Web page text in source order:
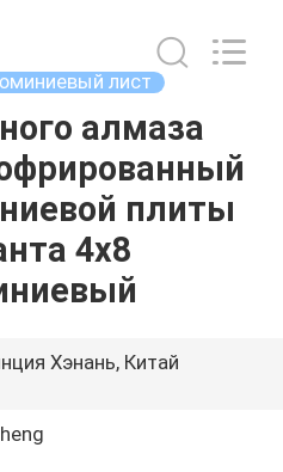
лист
алмаза
плиты
4x8
Хэнань, Китай